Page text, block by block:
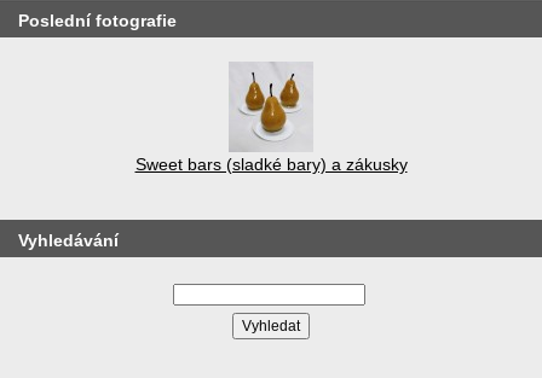
Poslední fotografie
Sweet bars (sladké bary) a zákusky
Vyhledávání